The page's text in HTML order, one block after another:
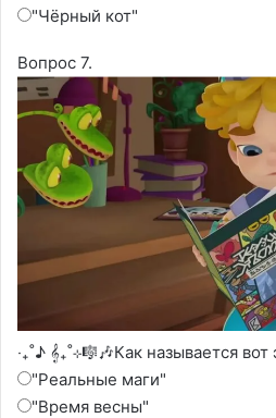
"Чёрный кот"
Вопрос 7.
‧₊˚♪ 𝄞₊˚⊹🎼🎶Как называется вот
"Реальные маги"
"Время весны"